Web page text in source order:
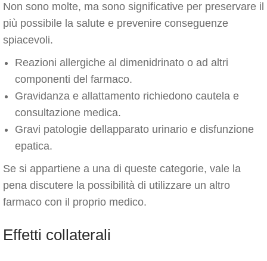
Non sono molte, ma sono significative per preservare il
più possibile la salute e prevenire conseguenze
spiacevoli.
Reazioni allergiche al dimenidrinato o ad altri
componenti del farmaco.
Gravidanza e allattamento richiedono cautela e
consultazione medica.
Gravi patologie dellapparato urinario e disfunzione
epatica.
Se si appartiene a una di queste categorie, vale la
pena discutere la possibilità di utilizzare un altro
farmaco con il proprio medico.
Effetti collaterali